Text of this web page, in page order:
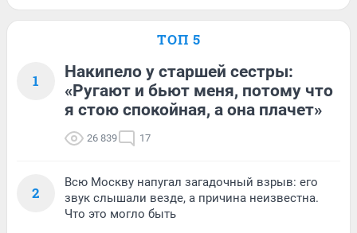
ТОП 5
1
Накипело у старшей сестры:
«Ругают и бьют меня, потому что
я стою спокойная, а она плачет»
26 839 17
2
Всю Москву напугал загадочный взрыв: его
звук слышали везде, а причина неизвестна.
Что это могло быть